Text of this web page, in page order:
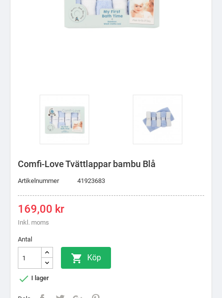
Comfi-Love Tvättlappar bambu Blå
Artikelnummer 41923683
169,00 kr
Inkl. moms
Antal
 Köp
 I lager